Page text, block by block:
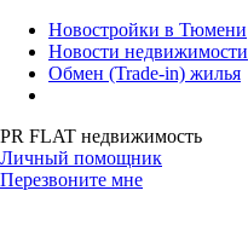
Новостройки в Тюмени
Новости недвижимости
Обмен (Trade-in) жилья
PR FLAT недвижимость
Личный помощник
Перезвоните мне